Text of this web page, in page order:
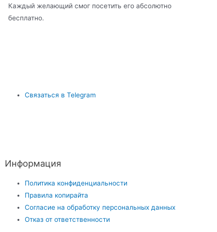
Каждый желающий смог посетить его абсолютно
бесплатно.
Связаться в Telegram
Информация
Политика конфиденциальности
Правила копирайта
Согласие на обработку персональных данных
Отказ от ответственности